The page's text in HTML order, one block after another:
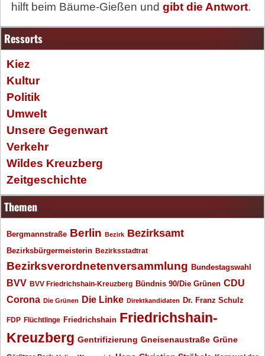
hilft beim Bäume-Gießen und gibt die Antwort.
Ressorts
Kiez
Kultur
Politik
Umwelt
Unsere Gegenwart
Verkehr
Wildes Kreuzberg
Zeitgeschichte
Themen
Bergmannstraße Berlin Bezirk Bezirksamt
Bezirksbürgermeisterin Bezirksstadtrat
Bezirksverordnetenversammlung Bundestagswahl
BVV BVV Friedrichshain-Kreuzberg Bündnis 90/Die Grünen CDU
Corona Die Grünen Die Linke Direktkandidaten Dr. Franz Schulz
FDP Flüchtlinge Friedrichshain Friedrichshain-
Kreuzberg Gentrifizierung Gneisenaustraße Grüne